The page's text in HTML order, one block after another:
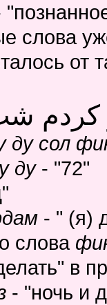
слова
от
کردم
сол
ду- "72"
- " (я)
слова
в
- "ночь и